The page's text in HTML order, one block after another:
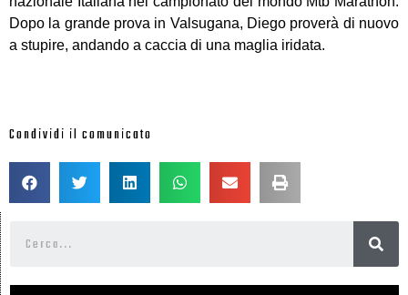
Dopo la grande prova in Valsugana, Diego proverà di nuovo
a stupire, andando a caccia di una maglia iridata.
Condividi il comunicato